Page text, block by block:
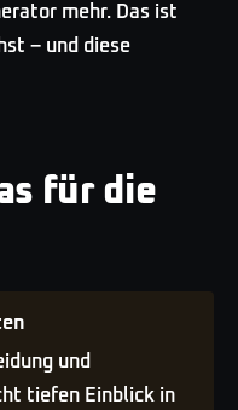
mehr. Das ist
– und diese
für die
und
tiefen Einblick in